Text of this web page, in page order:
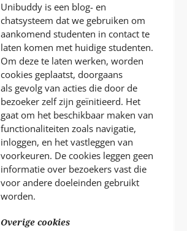
Unibuddy is een blog- en
chatsysteem dat we gebruiken om
aankomend studenten in contact te
laten komen met huidige studenten.
Om deze te laten werken, worden
cookies geplaatst, doorgaans
als gevolg van acties die door de
bezoeker zelf zijn geïnitieerd. Het
gaat om het beschikbaar maken van
functionaliteiten zoals navigatie,
inloggen, en het vastleggen van
voorkeuren. De cookies leggen geen
informatie over bezoekers vast die
voor andere doeleinden gebruikt
worden.
Overige cookies